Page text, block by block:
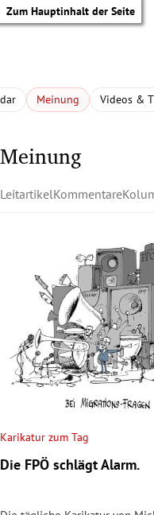
Zum Hauptinhalt der Seite
Untermenü
Untermenü
Untermenü
Untermenü
Meinung Videos &
Meinung
LeitartikelKommentare
Karikatur zum Tag
Die FPÖ schlägt Alarm.